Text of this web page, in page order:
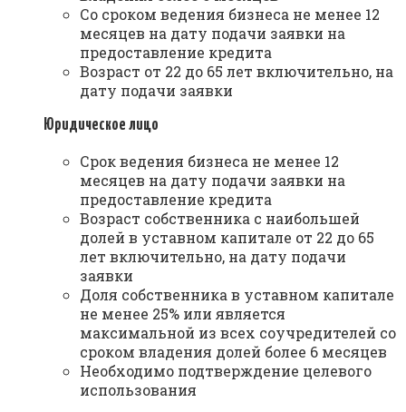
Со сроком ведения бизнеса не менее 12
месяцев на дату подачи заявки на
предоставление кредита
Возраст от 22 до 65 лет включительно, на
дату подачи заявки
Юридическое лицо
Срок ведения бизнеса не менее 12
месяцев на дату подачи заявки на
предоставление кредита
Возраст собственника с наибольшей
долей в уставном капитале от 22 до 65
лет включительно, на дату подачи
заявки
Доля собственника в уставном капитале
не менее 25% или является
максимальной из всех соучредителей со
сроком владения долей более 6 месяцев
Необходимо подтверждение целевого
использования